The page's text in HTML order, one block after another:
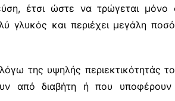
έτσι ώστε να τρώγεται μόνο
γλυκός και περιέχει μεγάλη
λόγω της υψηλής περιεκτικότητάς
από διαβήτη ή που